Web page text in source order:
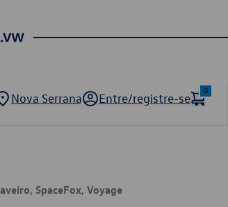
Nova Serrana Entre/registre-se
0
SpaceFox, Voyage